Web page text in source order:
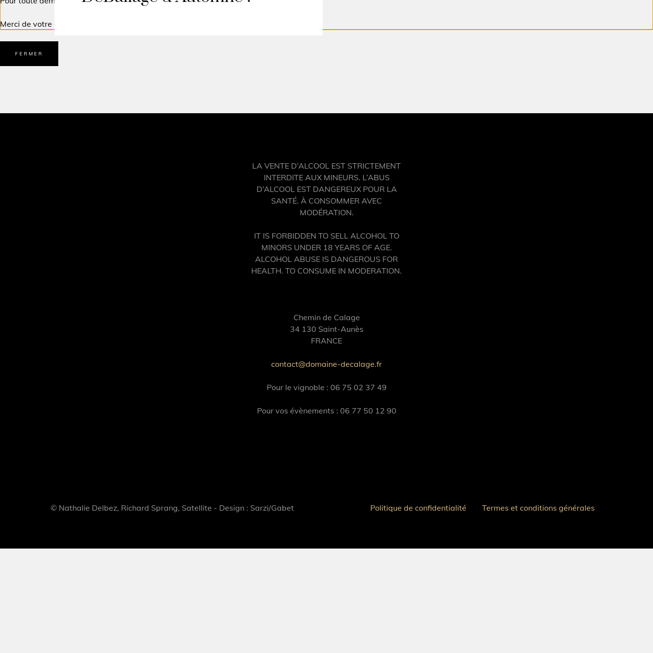
LA VENTE D’ALCOOL EST STRICTEMENT
INTERDITE AUX MINEURS. L’ABUS
D’ALCOOL EST DANGEREUX POUR LA
SANTÉ. À CONSOMMER AVEC
MODÉRATION.
IT IS FORBIDDEN TO SELL ALCOHOL TO
MINORS UNDER 18 YEARS OF AGE.
ALCOHOL ABUSE IS DANGEROUS FOR
HEALTH. TO CONSUME IN MODERATION.
Chemin de Calage
34 130 Saint-Aunès
FRANCE
contact@domaine-decalage.fr
Pour le vignoble : 06 75 02 37 49
Pour vos évènements : 06 77 50 12 90‬
© Nathalie Delbez, Richard Sprang, Satellite - Design : Sarzi/Gabet Politique de confidentialité Termes et conditions générales
Merci de votre compréhension et à très bientôt ! 🍷
FERMER